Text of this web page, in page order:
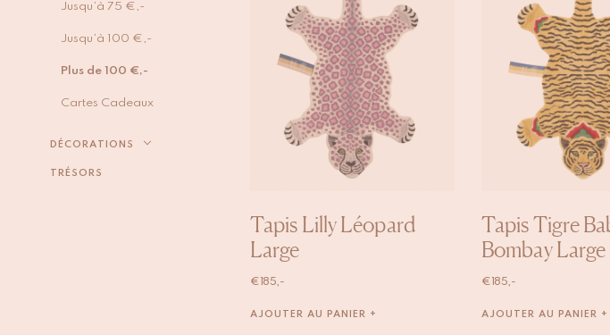
Jusqu’à 75 €,-
Jusqu’à 100 €,-
Plus de 100 €,-
Cartes Cadeaux
DÉCORATIONS
TRÉSORS
Tapis Lilly Léopard
Large
€ 185,-
AJOUTER AU PANIER +
Tapis Tigre
Bombay Large
€ 185,-
AJOUTER AU PANIER +